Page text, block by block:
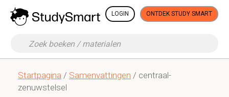
LOGIN ONTDEK STUDY SMART
Startpagina / Samenvattingen / centraal-
zenuwstelsel